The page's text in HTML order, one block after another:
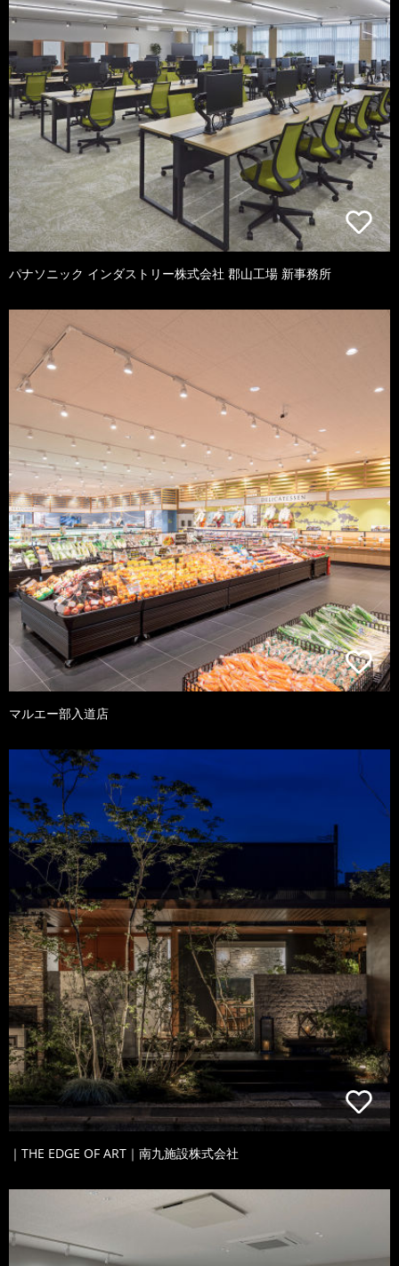
パナソニック インダストリー株式会社 郡山工場 新事務所
マルエー部入道店
｜THE EDGE OF ART｜南九施設株式会社